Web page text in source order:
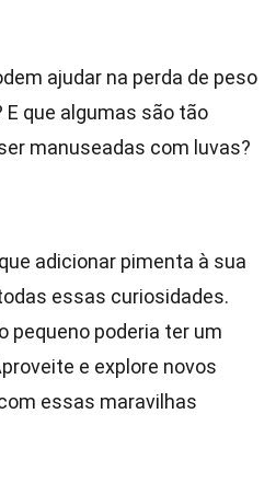
ajudar na perda de peso
que algumas são tão
manuseadas com luvas?
adicionar pimenta à sua
essas curiosidades.
pequeno poderia ter um
e explore novos
essas maravilhas